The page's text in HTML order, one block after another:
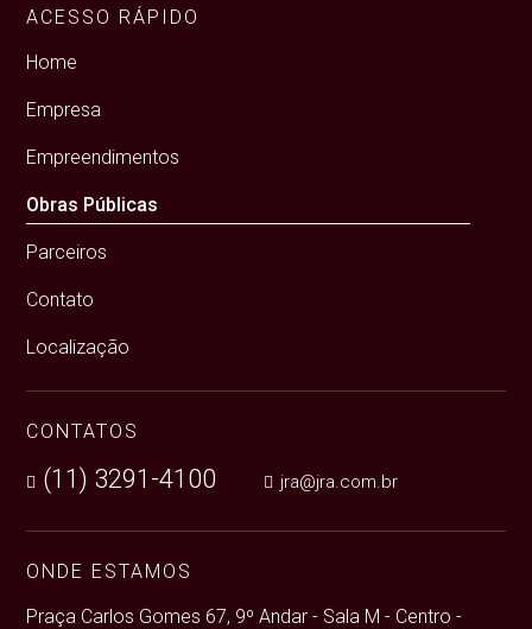
ACESSO RÁPIDO
Home
Empresa
Empreendimentos
Obras Públicas
Parceiros
Contato
Localização
CONTATOS
 (11) 3291-4100  jra@jra.com.br
ONDE ESTAMOS
Praça Carlos Gomes 67, 9º Andar - Sala M - Centro -